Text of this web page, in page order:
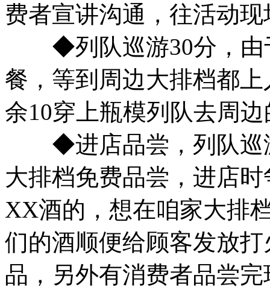
费者宣讲沟通，往活动
◆列队巡游30分，由
餐，等到周边大排档都
余10穿上瓶模列队去周
◆进店品尝，列队巡
大排档免费品尝，进店
XX酒的，想在咱家大排
们的酒顺便给顾客发放
品，另外有消费者品尝